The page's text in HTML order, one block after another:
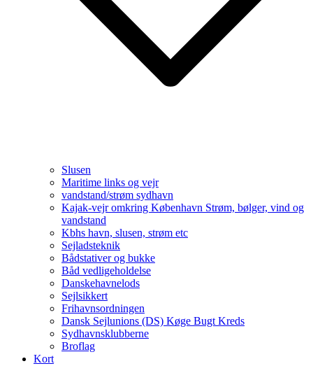
Slusen
Maritime links og vejr
vandstand/strøm sydhavn
Kajak-vejr omkring København Strøm, bølger, vind og
vandstand
Kbhs havn, slusen, strøm etc
Sejladsteknik
Bådstativer og bukke
Båd vedligeholdelse
Danskehavnelods
Sejlsikkert
Frihavnsordningen
Dansk Sejlunions (DS) Køge Bugt Kreds
Sydhavnsklubberne
Broflag
Kort